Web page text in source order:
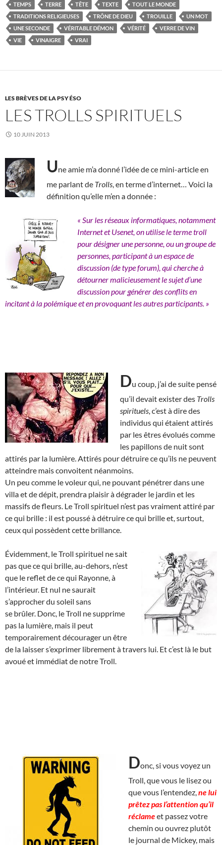
TEMPS
TERRE TÊTE TEXTE
TOUT LE MONDE
TRADITIONS RELIGIEUSES
TRÔNE DE DIEU TROUILLE
UN MOT
UNE SECONDE
VÉRITABLE DÉMON VÉRITÉ
VERRE DE VIN
VIE
VINAIGRE VRAI
LES BRÈVES DE LA PSY ÉSO
LES TROLLS SPIRITUELS
10 JUIN 2013
Une amie m’a donné l’idée de ce mini-article en
me parlant de Trolls , en terme d’internet… Voici la
définition qu’elle m’en a donnée :
« Sur les réseaux informatiques, notamment
Internet et Usenet, on utilise le terme troll
pour désigner une personne, ou un groupe de
personnes, participant à un espace de
discussion (de type forum), qui cherche à
détourner malicieusement le sujet d’une
discussion pour générer des conflits en
incitant à la polémique et en provoquant les autres participants. »
Du coup, j’ai de suite pensé
qu’il devait exister des Trolls
spirituels , c’est à dire des
individus qui étaient attirés
par les êtres évolués comme
les papillons de nuit sont
attirés par la lumière. Attirés pour détruire ce qu’ils ne peuvent
atteindre mais convoitent néanmoins.
Un peu comme le voleur qui, ne pouvant pénétrer dans une
villa et de dépit, prendra plaisir à dégrader le jardin et les
massifs de fleurs. Le Troll spirituel n’est pas vraiment attiré par
ce qui brille : il est poussé à détruire ce qui brille et, surtout,
ceux qui possèdent cette brillance.
Évidemment, le Troll spirituel ne sait
pas que ce qui brille, au-dehors, n’est
que le reflet de ce qui Rayonne, à
l’intérieur. Et nul ne saurait
s’approcher du soleil sans
se brûler. Donc, le Troll ne supprime
pas la lumière, mais il peut
temporairement décourager un être
de la laisser s’exprimer librement à travers lui. Et c’est là le but
avoué et immédiat de notre Troll.
Donc, si vous voyez un
Troll, que vous le lisez ou
que vous l’entendez, ne lui
prêtez pas l’attention qu’il
réclameet passez votre
chemin ou ouvrez plutôt
le journal de Mickey, mais